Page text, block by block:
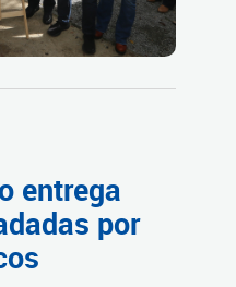
entrega
por